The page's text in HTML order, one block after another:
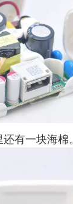
有一块海棉。